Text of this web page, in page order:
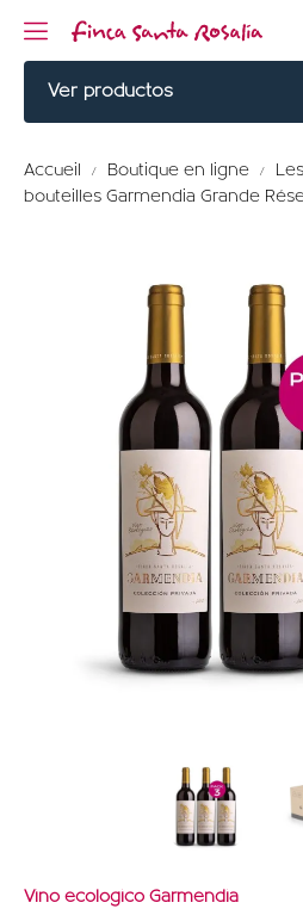
Ver productos
BURGERS
ÉLABORÉ
MENU TITLE
PERDRIX ROUGE
MENU TITLE
OFFRES
Accueil Boutique en ligne
bouteilles Garmendia Grande
Vino ecologico Garmendia